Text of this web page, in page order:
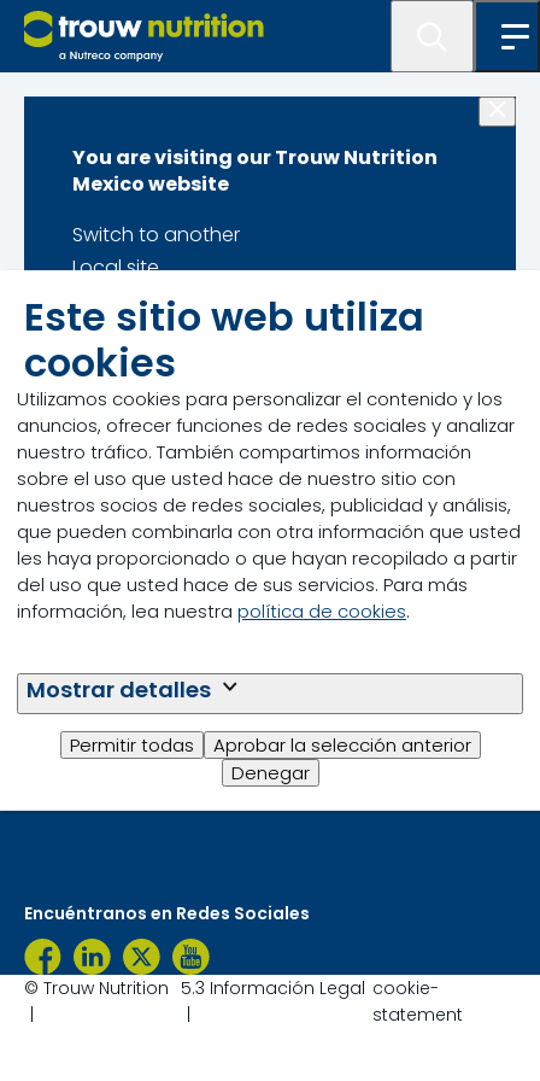
Este sitio web utiliza
cookies
Utilizamos cookies para personalizar el contenido y los
anuncios, ofrecer funciones de redes sociales y analizar
nuestro tráfico. También compartimos información
sobre el uso que usted hace de nuestro sitio con
nuestros socios de redes sociales, publicidad y análisis,
que pueden combinarla con otra información que usted
les haya proporcionado o que hayan recopilado a partir
del uso que usted hace de sus servicios. Para más
información, lea nuestra política de cookies.
Mostrar detalles
Permitir todas
Aprobar la selección anterior
Denegar
You are visiting our Trouw Nutrition
Mexico website
Switch to another
Local site
Stay on
Current site
Home
Suscripción al
Newsletter
Gracias por su
confirmación para
recibir nuestro
Newsletter
Trouw Nutriton México, S.A. de C.V.
marketingmx@trouwnutrition.com
Encuéntranos en Redes Sociales
© Trouw Nutrition 5.3 Información Legal cookie-
statement